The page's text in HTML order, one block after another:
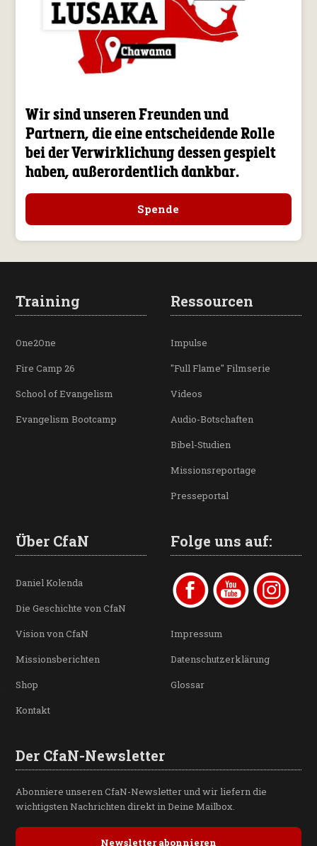
Wir sind unseren Freunden und
Partnern, die eine entscheidende Rolle
bei der Verwirklichung dessen gespielt
haben, außerordentlich dankbar.
Spende
Training
One2One
Fire Camp 26
School of Evangelism
Evangelism Bootcamp
Ressourcen
Impulse
"Full Flame" Filmserie
Videos
Audio-Botschaften
Bibel-Studien
Missionsreportage
Presseportal
Über CfaN
Daniel Kolenda
Die Geschichte von CfaN
Vision von CfaN
Missionsberichten
Shop
Kontakt
Folge uns auf:
Impressum
Datenschutzerklärung
Glossar
Der CfaN-Newsletter
Abonniere unseren CfaN-Newsletter und wir liefern die
wichtigsten Nachrichten direkt in Deine Mailbox.
Newsletter abonnieren